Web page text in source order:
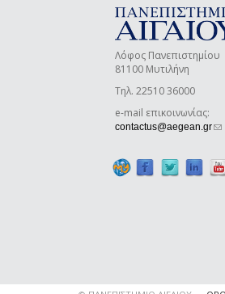
Λόφος Πανεπιστημίου
81100 Μυτιλήνη
Τηλ. 22510 36000
e-mail επικοινωνίας:
contactus@aegean.gr